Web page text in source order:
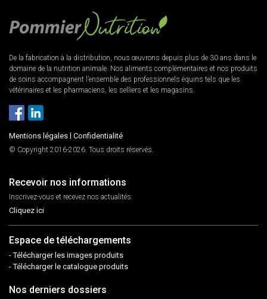
De la fabrication à la distribution, nous œuvrons depuis plus de 30 ans dans le
domaine de la nutrition animale. Nos aliments complémentaires et nos produits
de soins accompagnent l’ensemble des professionnels équins tels que les
vétérinaires et les pharmaciens, les selliers et les magasins.
Mentions légales Confidentialité
© Copyright 2016-2026. Tous droits réservés.
Recevoir nos informations
Inscrivez-vous et recevez nos actualités.
Cliquez ici
Espace de téléchargements
- Télécharger les images produits
- Télécharger le catalogue produits
Nos derniers dossiers